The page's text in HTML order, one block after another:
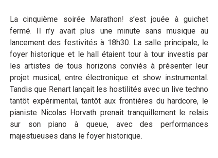
La cinquième soirée Marathon! s’est jouée à guichet
fermé. Il n’y avait plus une minute sans musique au
lancement des festivités à 18h30. La salle principale, le
foyer historique et le hall étaient tour à tour investis par
les artistes de tous horizons conviés à présenter leur
projet musical, entre électronique et show instrumental.
Tandis que Renart lançait les hostilités avec un live techno
tantôt expérimental, tantôt aux frontières du hardcore, le
pianiste Nicolas Horvath prenait tranquillement le relais
sur son piano à queue, avec des performances
majestueuses dans le foyer historique.